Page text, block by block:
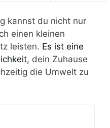
kannst du nicht nur
einen kleinen
leisten. Es ist eine
, dein Zuhause
die Umwelt zu